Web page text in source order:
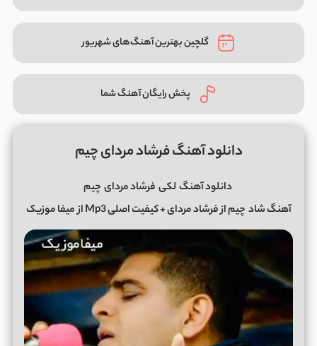
گلچین بهترین آهنگ‌های شهریور
پخش رایگان آهنگ شما
دانلود آهنگ فرشاد مردای چیم
دانلود آهنگ لکی فرشاد مردای چیم
آهنگ شاد چیمازفرشاد مردای+ کیفیت اصلی Mp3 از میفا موزیک